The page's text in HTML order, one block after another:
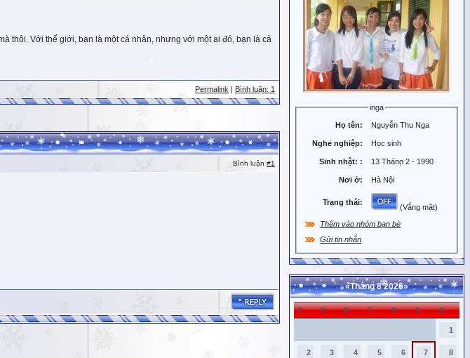
thôi. Với thế giới, bạn là một cá nhân, nhưng với một ai đó, bạn là cả
Permalink Bình luận: 1
Bình luận #1
inga
Họ tên: Nguyễn Thu Nga
Nghề nghiệp: Học sinh
Sinh nhật: : 13 Tháng 2 - 1990
Nơi ở: Hà Nội
Trạng thái:
(Vắng mặt)
Thêm vào nhóm bạn bè
Gửi tin nhắn
«Tháng 8 2026»
C H B T N S B
1
2 3 4 5 6 7 8